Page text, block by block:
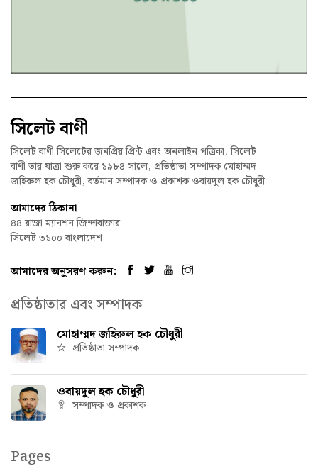
সিলেট বাণী
সিলেট বাণী সিলেটের জনপ্রিয় প্রিন্ট এবং অনলাইন পত্রিকা, সিলেট
বাণী তার যাত্রা শুরু করে ১৯৮৪ সালে, প্রতিষ্ঠাতা সম্পাদক মোহাম্মদ
জহিরুল হক চৌধুরী, বর্তমান সম্পাদক ও প্রকাশক ওবায়দুল হক চৌধুরী।
আমাদের ঠিকানা
৪৪ রাজা ম্যানশন জিন্দাবাজার
সিলেট ৩১০০ বাংলাদেশ
আমাদের অনুসরণ করুন:
প্রতিষ্ঠাতার এবং সম্পাদক
মোহাম্মদ জহিরুল হক চৌধুরী
প্রতিষ্ঠাতা সম্পাদক
ওবায়দুল হক চৌধুরী
সম্পাদক ও প্রকাশক
Pages